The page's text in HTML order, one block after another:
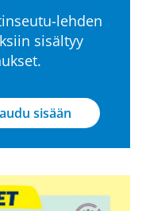
lehden
sisältyy
sisään